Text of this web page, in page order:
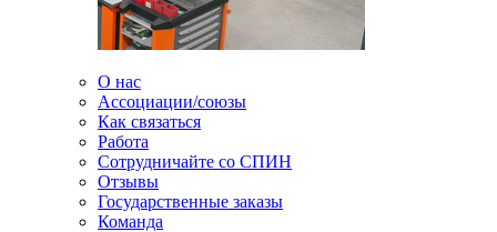
О нас
Ассоциации/союзы
Как связаться
Работа
Сотрудничайте со СПИН
Отзывы
Государственные заказы
Команда